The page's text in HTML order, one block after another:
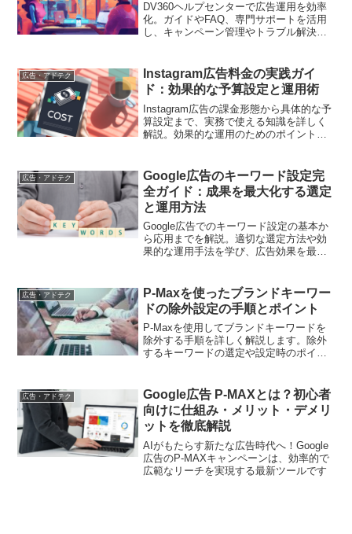
DV360ヘルプセンターで広告運用を効率
化。ガイドやFAQ、専門サポートを活用
し、キャンペーン管理やトラブル解決を
広告・アドテク
Instagram広告料金の実践ガイ
ド：効果的な予算設定と運用術
Instagram広告の課金形態から具体的な予
算設定まで、実務で使える知識を詳しく
解説。効果的な運用のためのポイントと
広告・アドテク
Google広告のキーワード設定完
全ガイド：成果を最大化する選定
と運用方法
Google広告でのキーワード設定の基本か
ら応用までを解説。適切な選定方法や効
果的な運用手法を学び、広告効果を最大
広告・アドテク
P-Maxを使ったブランドキーワー
ドの除外設定の手順とポイント
P-Maxを使用してブランドキーワードを
除外する手順を詳しく解説します。除外
するキーワードの選定や設定時のポイン
広告・アドテク
Google広告 P-MAXとは？初心者
向けに仕組み・メリット・デメリ
ットを徹底解説
AIがもたらす新たな広告時代へ！Google
広告のP-MAXキャンペーンは、効率的で
広範なリーチを実現する最新ツールです